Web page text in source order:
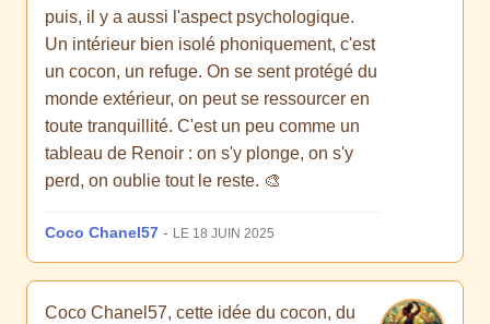
puis, il y a aussi l'aspect psychologique.
Un intérieur bien isolé phoniquement, c'est
un cocon, un refuge. On se sent protégé du
monde extérieur, on peut se ressourcer en
toute tranquillité. C'est un peu comme un
tableau de Renoir : on s'y plonge, on s'y
perd, on oublie tout le reste. 🎨
Coco Chanel57 - LE 18 JUIN 2025
Coco Chanel57, cette idée du cocon, du